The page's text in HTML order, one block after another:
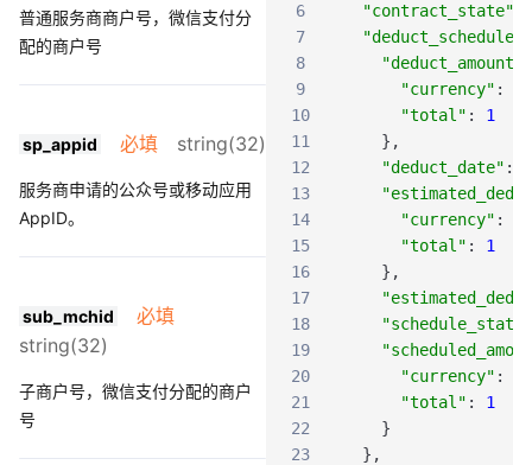
普通服务商商户号，微信支付分
配的商户号
sp_appid 必填 string(32)
服务商申请的公众号或移动应用
AppID。
sub_mchid
必填
string(32)
子商户号，微信支付分配的商户
号
6 "contract_state"
7
"deduct_schedule"
8
"deduct_amount"
9
"currency" :
10
"total" :
1
11
} ,
12
"deduct_date" :
13
14
"currency" :
15
"total" :
1
16
} ,
17
18
"schedule_state"
19
20
"currency" :
21
"total" :
1
22
}
23
} ,